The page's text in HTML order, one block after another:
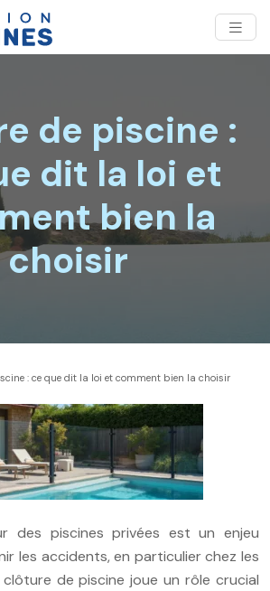
de piscine :
dit la loi et
bien la
choisir
: ce que dit la loi et comment bien la choisir
des piscines privées est un enjeu
les accidents, en particulier chez les
de piscine joue un rôle crucial